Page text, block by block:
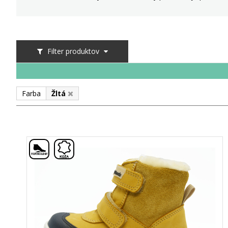
Filter produktov
Farba lt